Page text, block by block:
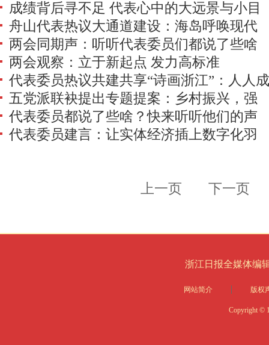
成绩背后寻不足 代表心中的大远景与小目
标
舟山代表热议大通道建设：海岛呼唤现代
化立体交通
两会同期声：听听代表委员们都说了些啥
两会观察：立于新起点 发力高标准
代表委员热议共建共享“诗画浙江”：人人成
园丁 处处成花园
五党派联袂提出专题提案：乡村振兴，强
产业重生态谋规划
代表委员都说了些啥？快来听听他们的声
音
代表委员建言：让实体经济插上数字化羽
上一页 下一页
浙江日报全媒体编
网站简介 版权
Copyright ©